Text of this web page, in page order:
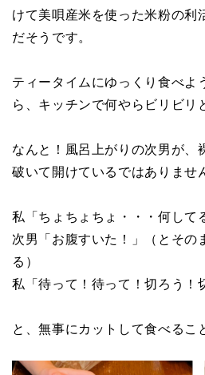
けて美唄産米を使った米粉の利
だそうです。
ティータイムにゆっくり食べよ
ら、キッチンで何やらビリビリ
なんと！風呂上がりの次男が、
破いて開けているではありませ
私「ちょちょちょ・・・何して
次男「お腹すいた！」（とその
る）
私「待って！待って！切ろう！
と、無事にカットして食べるこ